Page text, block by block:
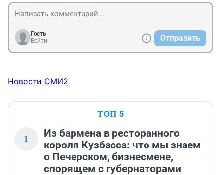
Гость
Войти
Отправить
Новости СМИ2
ТОП 5
1
Из бармена в ресторанного
короля Кузбасса: что мы знаем
о Печерском, бизнесмене,
спорящем с губернаторами